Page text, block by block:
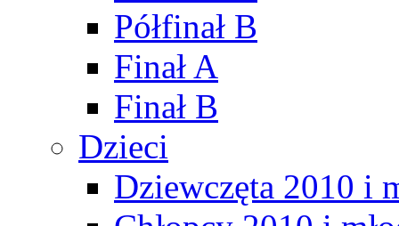
Półfinał B
Finał A
Finał B
Dzieci
Dziewczęta 2010 i